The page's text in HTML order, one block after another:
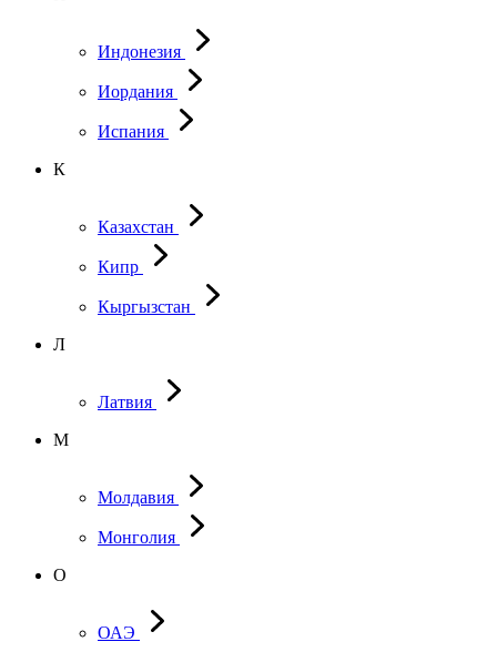
Индонезия
Иордания
Испания
К
Казахстан
Кипр
Кыргызстан
Л
Латвия
М
Молдавия
Монголия
О
ОАЭ